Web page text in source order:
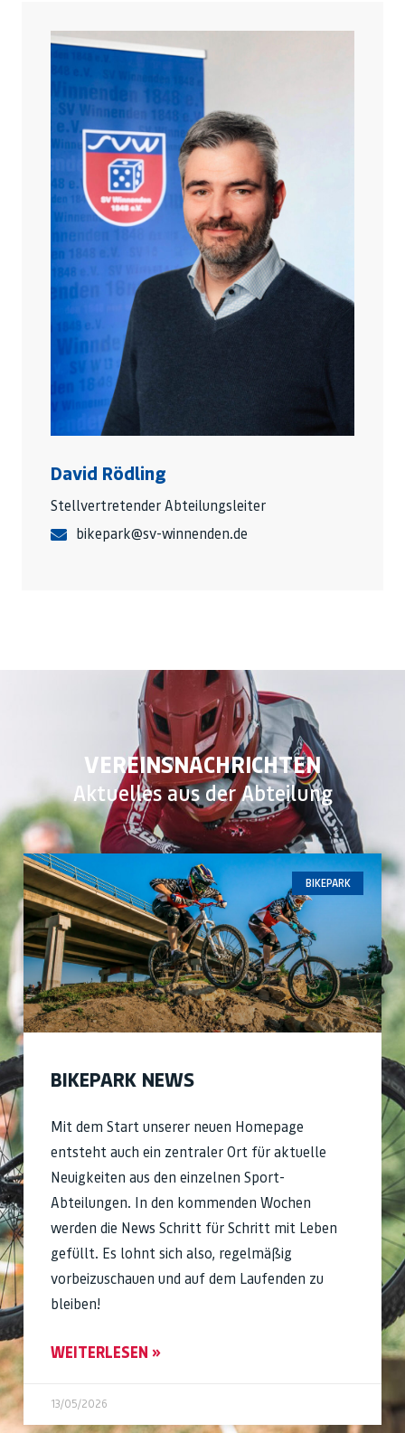
David Rödling
Stellvertretender Abteilungsleiter
bikepark@sv-winnenden.de
VEREINSNACHRICHTEN
Aktuelles aus der Abteilung
BIKEPARK
BIKEPARK NEWS
Mit dem Start unserer neuen Homepage
entsteht auch ein zentraler Ort für aktuelle
Neuigkeiten aus den einzelnen Sport-
Abteilungen. In den kommenden Wochen
werden die News Schritt für Schritt mit Leben
gefüllt. Es lohnt sich also, regelmäßig
vorbeizuschauen und auf dem Laufenden zu
bleiben!
WEITERLESEN »
13/05/2026